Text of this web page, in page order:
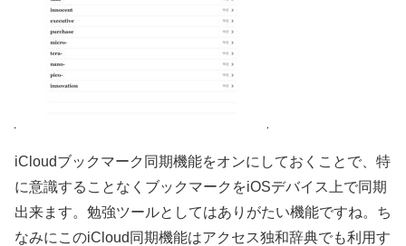
iCloudブックマーク同期機能をオンにしておくことで、特
に意識することなくブックマークをiOSデバイス上で同期
出来ます。勉強ツールとしてはありがたい機能ですね。ち
なみにこのiCloud同期機能はアクセス独和辞典でも利用す